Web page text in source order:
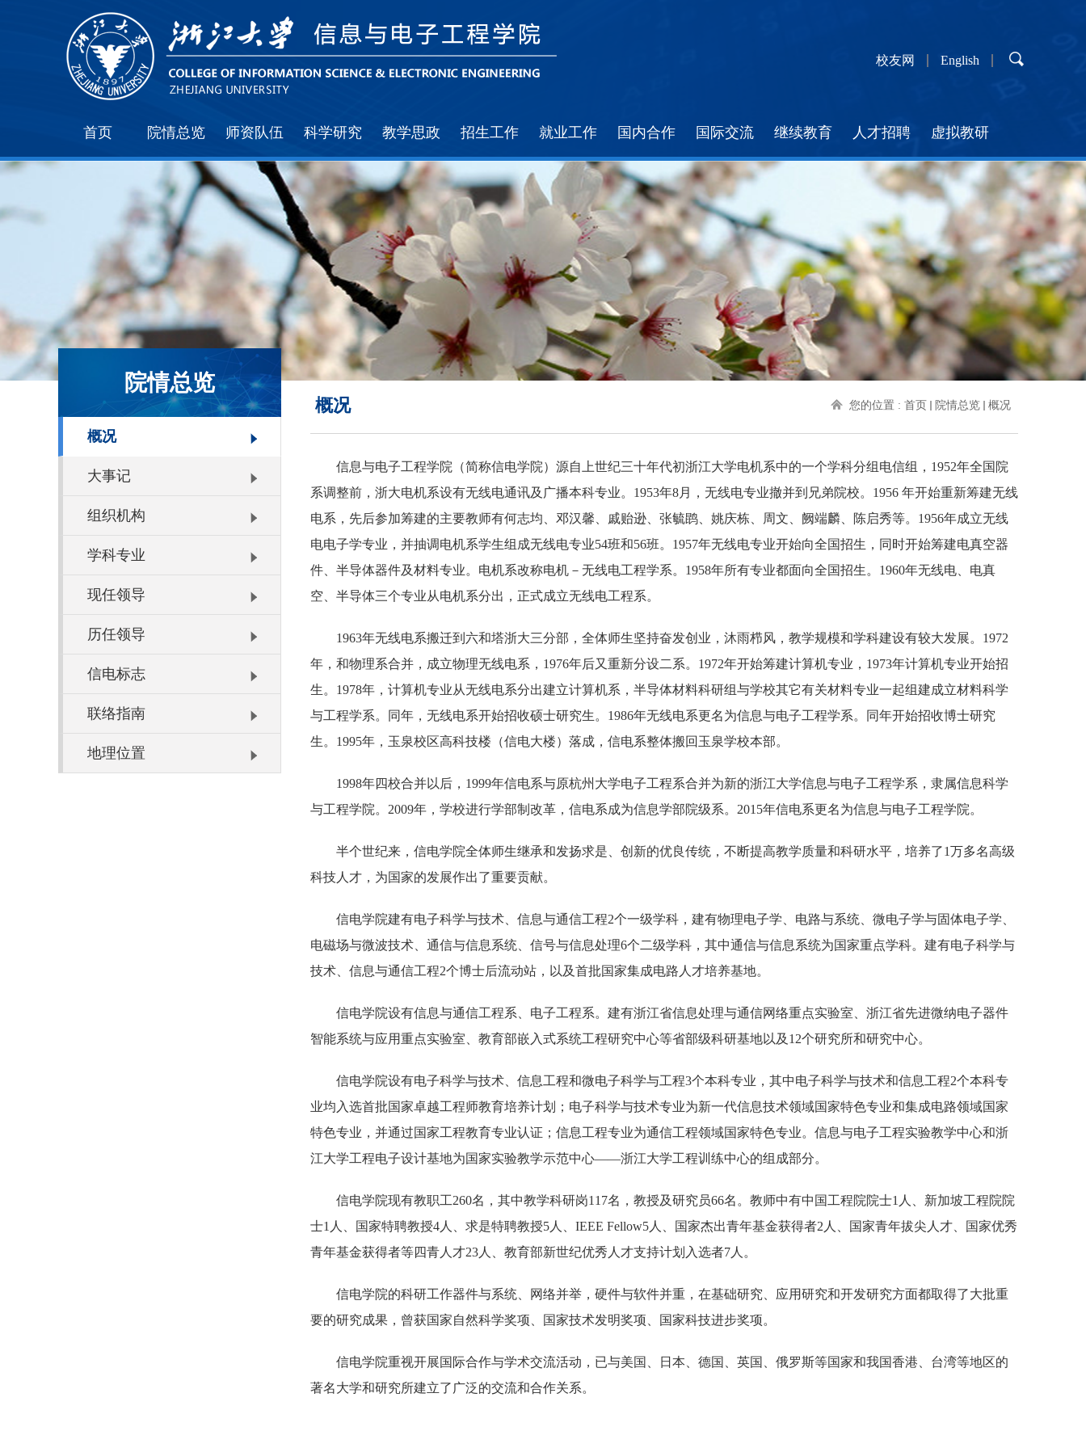
校友网 English
首页 院情总览 师资队伍 科学研究 教学思政 招生工作 就业工作 国内合作 国际交流 继续教育 人才招聘 虚拟教研
院情总览
概况
大事记
组织机构
学科专业
现任领导
历任领导
信电标志
联络指南
地理位置
概况 您的位置 : 首页 院情总览 概况
信息与电子工程学院（简称信电学院）源自上世纪三十年代初浙江大学电机系中的一个学科分组电信组， 1952年全国院
系调整前，浙大电机系设有无线电通讯及广播本科专业。1953年8月，无线电专业撤并到兄弟院校。1956 年开始重新筹建无线
电系，先后参加筹建的主要教师有何志均、邓汉馨、戚贻逊、 张毓鹍 、姚庆栋、周文、阙端麟、陈启秀等。 1956年成立无线
电电子学专业，并抽调电机系学生组成无线电专业54班和56班。1957年无线电专业开始向全国招生，同时开始筹建电真空器
件、半导体器件及材料专业。电机系改称电机－无线电工程学系。1958年所有专业都面向全国招生。1960年无线电、电真
空、半导体三个专业从电机系分出，正式成立无线电工程系。
1963年无线电系搬迁到六和塔浙大三分部，全体师生坚持奋发创业，沐雨栉风，教学规模和学科建设有较大发展。1972
年，和物理系合并，成立物理无线电系，1976年后又重新分设二系。1972年开始筹建计算机专业，1973年计算机专业开始招
生。1978年，计算机专业从无线电系分出建立计算机系，半导体材料科研组与学校其它有关材料专业一起组建成立材料科学
与工程学系。同年，无线电系开始招收硕士研究生。1986年无线电系更名为信息与电子工程学系。同年开始招收博士研究
生。1995年，玉泉校区高科技楼（信电大楼）落成，信电系整体搬回玉泉学校本部。
1998年四校合并以后，1999年信电系与原杭州大学电子工程系合并为新的浙江大学信息与电子工程学系，隶属信息科学
与工程学院。2009年，学校进行学部制改革，信电系成为信息学部院级系。2015年信电系更名为信息与电子工程学院。
半个世纪来，信电学院全体师生继承和发扬求是、创新的优良传统，不断提高教学质量和科研水平，培养了1万多名高级
科技人才，为国家的发展作出了重要贡献。
信电学院建有电子科学与技术、信息与通信工程2个一级学科，建有物理电子学、电路与系统、微电子学与固体电子学、
电磁场与微波技术、通信与信息系统、信号与信息处理6个二级学科，其中通信与信息系统为国家重点学科。建有电子科学与
技术、信息与通信工程2个博士后流动站，以及首批国家集成电路人才培养基地。
信电学院设有信息与通信工程系、电子工程系。建有浙江省信息处理与通信网络重点实验室、浙江省先进微纳电子器件
智能系统与应用重点实验室、教育部嵌入式系统工程研究中心等省部级科研基地以及 12个研究所和研究中心。
信电学院设有电子科学与技术、信息工程和微电子科学与工程3个本科专业，其中电子科学与技术和信息工程2个本科专
业均入选首批国家卓越工程师教育培养计划；电子科学与技术专业为新一代信息技术领域国家特色专业和集成电路领域国家
特色专业，并通过国家工程教育专业认证；信息工程专业为通信工程领域国家特色专业。信息与电子工程实验教学中心和浙
江大学工程电子设计基地为国家实验教学示范中心——浙江大学工程训练中心的组成部分。
信电学院现有教职工260名，其中教学科研岗117名， 教授及研究员66名。教师中有中国工程院院士1人、新加坡工程院院
士1人、国家特聘教授4人、求是特聘教授5人、IEEE Fellow5人、国家杰出青年基金获得者2人、国家青年拔尖人才、国家优秀
青年基金获得者等四青人才23人、教育部新世纪优秀人才支持计划入选者7人。
信电学院的科研工作器件与系统、网络并举，硬件与软件并重，在基础研究、应用研究和开发研究方面都取得了大批重
要的研究成果，曾获国家自然科学奖项、国家技术发明奖项、国家科技进步奖项。
信电学院重视开展国际合作与学术交流活动，已与美国、日本、德国、英国、俄罗斯等国家和我国香港、台湾等地区的
著名大学和研究所建立了广泛的交流和合作关系。